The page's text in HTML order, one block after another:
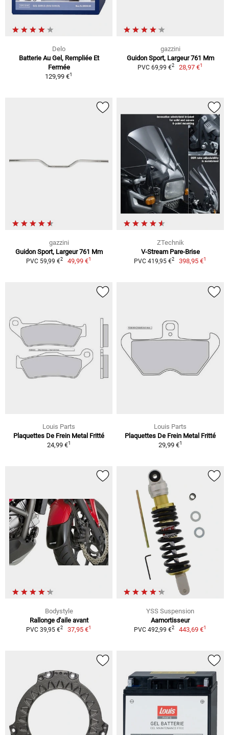
Delo
Batterie Au Gel, Rempliée Et
Fermée
129,99 €1
gazzini
Guidon Sport, Largeur 761 Mm
PVC 69,99 €2 28,97 €1
gazzini
Guidon Sport, Largeur 761 Mm
PVC 59,99 €2 49,99 €1
ZTechnik
V-Stream Pare-Brise
PVC 419,95 €2 398,95 €1
Louis Parts
Plaquettes De Frein Metal Fritté
24,99 €1
Louis Parts
Plaquettes De Frein Metal Fritté
29,99 €1
Bodystyle
Rallonge d'aile avant
PVC 39,95 €2 37,95 €1
YSS Suspension
Aamortisseur
PVC 492,99 €2 443,69 €1